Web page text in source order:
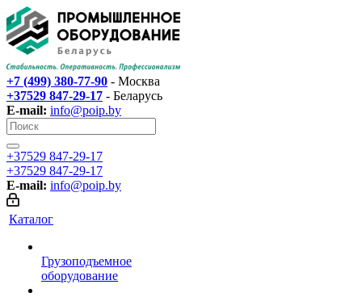
+7 (499) 380-77-90 - Москва
+37529 847-29-17‬ - Беларусь
E-mail: info@poip.by
+37529 847-29-17‬
+37529 847-29-17‬
E-mail: info@poip.by
Каталог
Грузоподъемное
оборудование